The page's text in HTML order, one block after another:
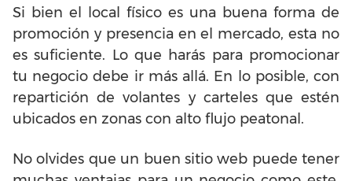
Si bien el local físico es una buena forma de
promoción y presencia en el mercado, esta no
es suficiente. Lo que harás para promocionar
tu negocio debe ir más allá. En lo posible, con
repartición de volantes y carteles que estén
ubicados en zonas con alto flujo peatonal.
No olvides que un buen sitio web puede tener